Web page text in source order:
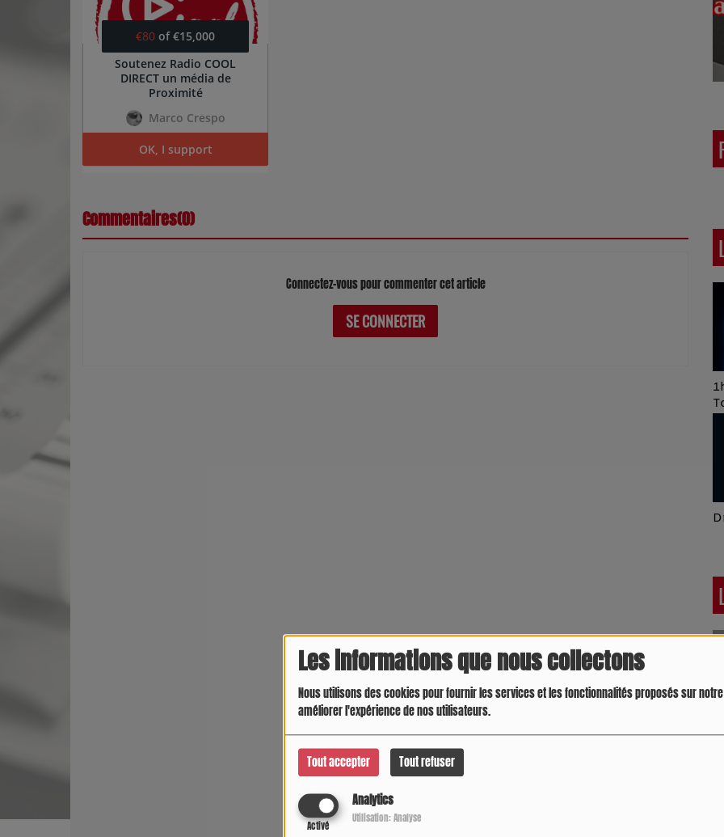
Les informations que nous collectons
Nous utilisons des cookies pour fournir les services et les fonctionnalités proposés sur
améliorer l'expérience de nos utilisateurs.
Tout accepter Tout refuser
Analytics
Activé
Utilisation: Analyse
Commentaires(0)
Connectez-vous pour commenter cet article
SE CONNECTER